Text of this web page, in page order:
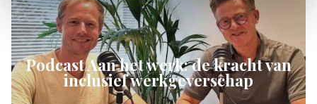
Podcast Aan het werk: de kracht van
inclusief werkgeverschap